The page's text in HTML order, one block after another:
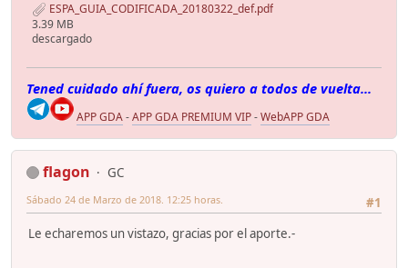
ESPA_GUIA_CODIFICADA_20180322_def.pdf
3.39 MB
descargado
Tened cuidado ahí fuera, os quiero a todos de vuelta...
APP GDA-APP GDA PREMIUM VIP-WebAPP GDA
flagon
GC
#1
Sábado 24 de Marzo de 2018. 12:25 horas.
Le echaremos un vistazo, gracias por el aporte.-